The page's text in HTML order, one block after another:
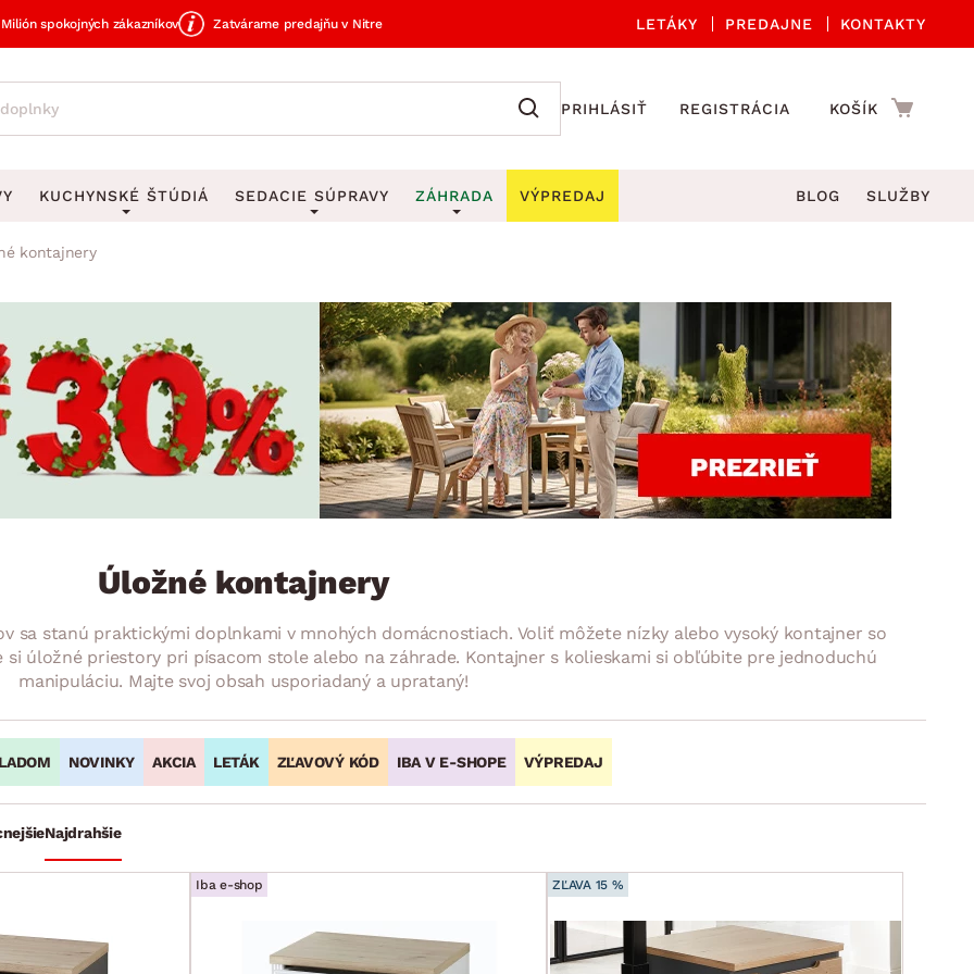
Milión spokojných zákazníkov Zatvárame predajňu v Nitre LETÁKY PREDAJNE KONTAKTY
PRIHLÁSIŤ REGISTRÁCIA KOŠÍK
Obrazy
Zrkadlá
Hodiny
Vázy
Zobrazit vše
Vešiaky na kľúče
Stojany na dáždniky
Stojany na noviny
Stojany na oblečenie
Zobrazit vše
Kuchynské príslušenstvo
Kúpeľňové doplnky
Záhradné doplnky
ZÁHRADNÉ DOPLNKY VIANOCE
KUCHYNSKÉ ŠTÚDIÁ SEDACIE SÚPRAVY
Rohové sedacie súpravy
Sedacie súpravy 3-2-1
Sedacie súpravy na mieru
ZÁHRADA
Záhradné stoličky a kreslá
Záhradné lavice
Záhradné stoly
Záhradné hojdačky
Záhradné lehátka
Záhradné doplnky
VÝPREDAJ BLOG SLUŽBY
kontajnery
Úložné kontajnery
sa stanú praktickými doplnkami v mnohých domácnostiach. Voliť môžete nízky alebo vysoký kontajner so
úložné priestory pri písacom stole alebo na záhrade. Kontajner s kolieskami si obľúbite pre jednoduchú
manipuláciu. Majte svoj obsah usporiadaný a uprataný!
NOVINKY AKCIA LETÁK ZĽAVOVÝ KÓD IBA V E-SHOPE VÝPREDAJ
Najdrahšie
Iba e-shop ZĽAVA 15 %